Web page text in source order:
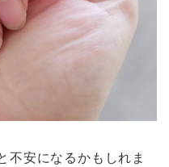
不安になるかもしれま